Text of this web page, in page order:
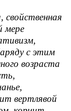
мере
с этим
возраста
вертлявой